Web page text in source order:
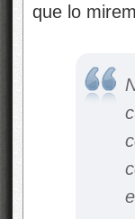
que lo